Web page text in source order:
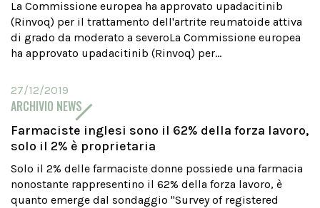
La Commissione europea ha approvato upadacitinib
(Rinvoq) per il trattamento dell'artrite reumatoide attiva
di grado da moderato a severoLa Commissione europea
ha approvato upadacitinib (Rinvoq) per...
27/12/2019
ARCHIVIO NEWS
Farmaciste inglesi sono il 62% della forza lavoro,
solo il 2% è proprietaria
Solo il 2% delle farmaciste donne possiede una farmacia
nonostante rappresentino il 62% della forza lavoro, è
quanto emerge dal sondaggio "Survey of registered